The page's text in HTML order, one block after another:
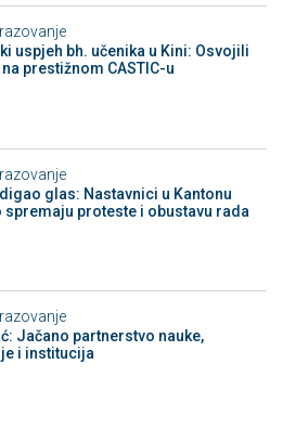
uspjeh bh. učenika u Kini: Osvojili
prestižnom CASTIC-u
glas: Nastavnici u Kantonu
spremaju proteste i obustavu rada
Jačano partnerstvo nauke,
i institucija